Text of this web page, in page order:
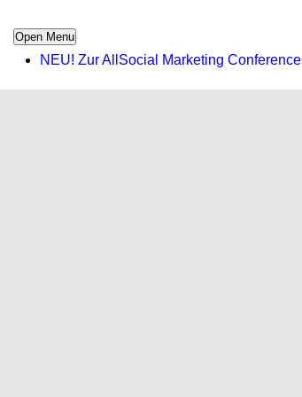
Open Menu
NEU! Zur AllSocial Marketing Conference